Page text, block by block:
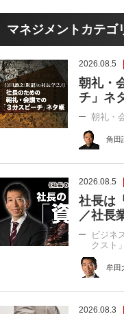
マネジメントカテゴ
2026.08.5
朝礼・
チ」ネ
朝礼・
角田
2026.08.5
社長は
／社長
ビジネ
クスト」
牟田
2026.08.3